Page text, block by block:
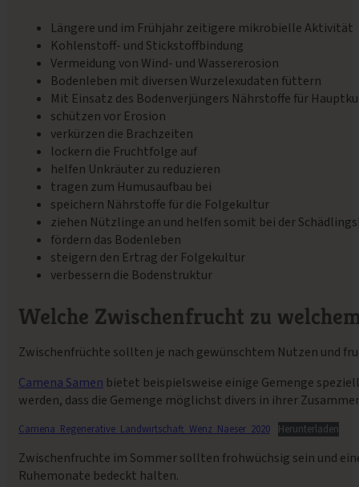
Längere und im Frühjahr zeitigere mikrobielle Aktivität
Kohlenstoff- und Stickstoffbindung
Vermeidung von Wind- und Wassererosion
Bodenleben mit diversen Wurzelexudaten füttern
Mit Einsatz des Bodenverjüngers Nährstoffe für
schützen vor Erosion
verkürzen die Brachzeiten
lockern die Fruchtfolge auf
helfen Unkräuter zu reduzieren
tragen zum Humusaufbau bei
speichern Nährstoffe für die Folgekultur
ziehen Nützlinge an und helfen somit bei der
fördern das Bodenleben
steigern den Ertrag der Folgekultur
verbessern die Bodenstruktur
Welche Zwischenfrucht zu
Zwischenfrüchte sollten je nach gewünschtem Nutzen und
Camena Samen bietet beispielsweise einige Gemenge
werden, dass die Gemenge möglichst divers in ihrer
Camena_Regenerative_Landwirtschaft_Wenz_Naeser_2020 Herunterladen
Zwischenfruchte im Sommer sollten frohwüchsig sein und
Ruhemonate bedeckt halten.